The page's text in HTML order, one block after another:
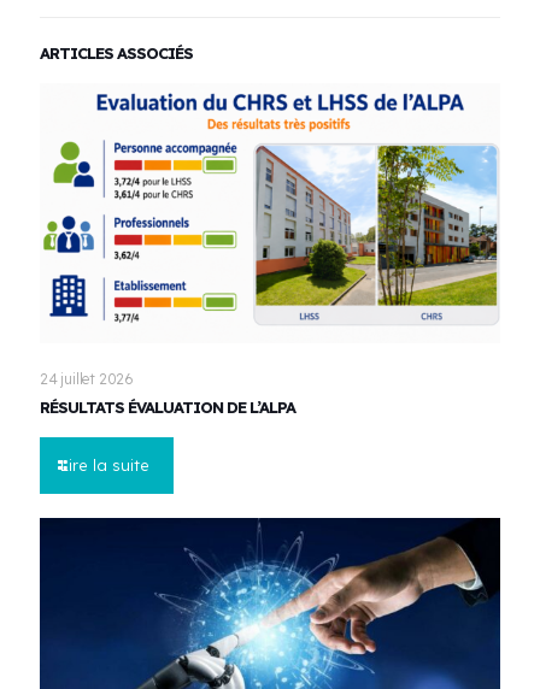
ARTICLES ASSOCIÉS
24 juillet 2026
RÉSULTATS ÉVALUATION DE L’ALPA
Lire la suite